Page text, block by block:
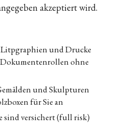
akzeptiert wird.
und Drucke
ohne
und Skulpturen
für Sie an
sind versichert (full risk)